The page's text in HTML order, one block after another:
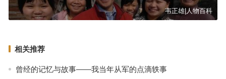
韦正雄|人物百科
相关推荐
曾经的记忆与故事——我当年从军的点滴轶事